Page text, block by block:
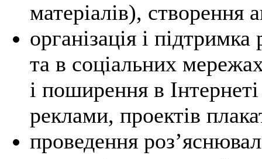
матеріалів), створення
організація і
та в соціальних
і поширення в
реклами, проектів
проведення